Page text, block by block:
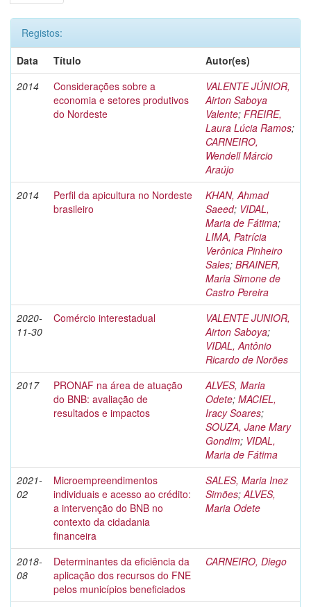
Registos:
Data
Título
Autor(es)
2014
Considerações sobre a
economia e setores produtivos
do Nordeste
VALENTE JÚNIOR,
Airton Saboya
Valente; FREIRE,
Laura Lúcia Ramos;
CARNEIRO,
Wendell Márcio
Araújo
2014
Perfil da apicultura no Nordeste
brasileiro
KHAN, Ahmad
Saeed; VIDAL,
Maria de Fátima;
LIMA, Patrícia
Verônica Pinheiro
Sales; BRAINER,
Maria Simone de
Castro Pereira
2020-
11-30
Comércio interestadual
VALENTE JUNIOR,
Airton Saboya;
VIDAL, Antônio
Ricardo de Norões
2017
PRONAF na área de atuação
do BNB: avaliação de
resultados e impactos
ALVES, Maria
Odete; MACIEL,
Iracy Soares;
SOUZA, Jane Mary
Gondim; VIDAL,
Maria de Fátima
2021-
02
Microempreendimentos
individuais e acesso ao crédito:
a intervenção do BNB no
contexto da cidadania
financeira
SALES, Maria Inez
Simões;ALVES,
Maria Odete
2018-
08
Determinantes da eficiência da
aplicação dos recursos do FNE
pelos municípios beneficiados
CARNEIRO, Diego